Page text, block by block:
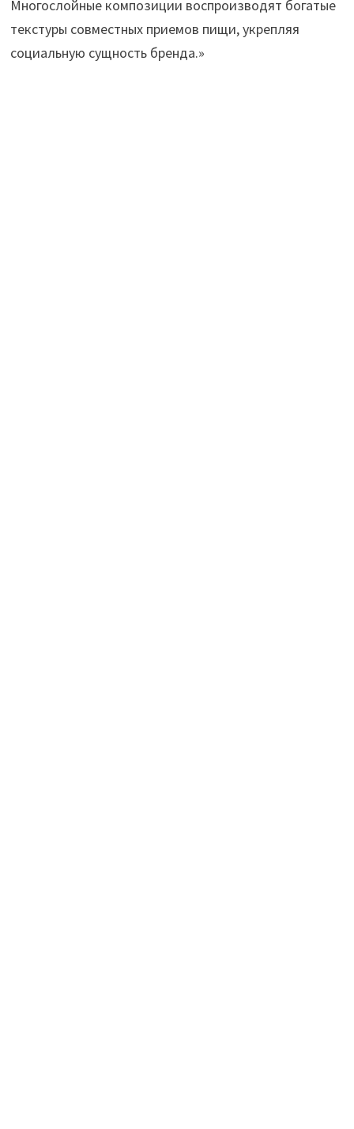
Многослойные композиции воспроизводят богатые
текстуры совместных приемов пищи, укрепляя
социальную сущность бренда.»